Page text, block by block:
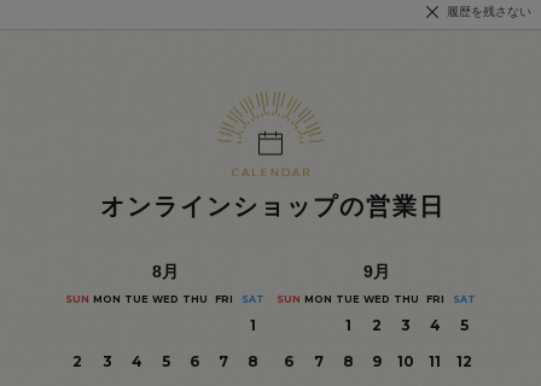
履歴を残さない
オンラインショップの営業日
8月
SUN MON TUE WED THU FRI SAT
1
2
3 4 5 6 7
8
9月
SUN MON TUE WED THU FRI SAT
1 2 3 4
5
6
7 8 9 10 11
12